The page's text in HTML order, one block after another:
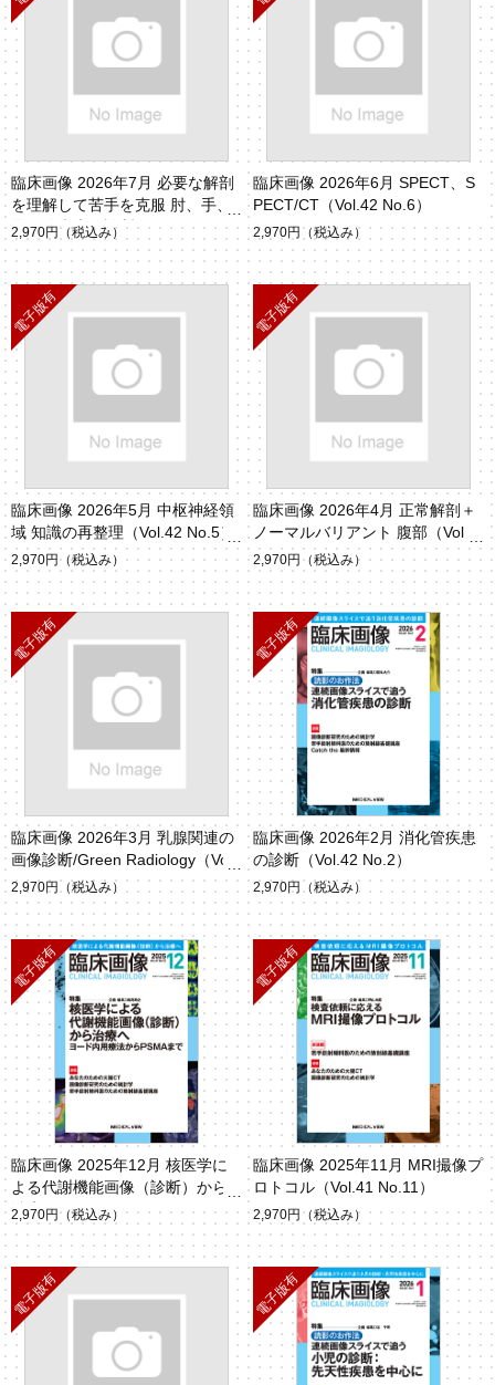
臨床画像 2026年7月 必要な解剖
を理解して苦手を克服 肘、手、
足関節疾患の診断（Vol.42 No.
7）
2,970円 （税込み）
臨床画像 2026年6月 SPECT、S
PECT/CT（Vol.42 No.6）
2,970円 （税込み）
臨床画像 2026年5月 中枢神経領
域 知識の再整理（Vol.42 No.5）
2,970円 （税込み）
臨床画像 2026年4月 正常解剖＋
ノーマルバリアント 腹部（Vol.4
2 No.4）
2,970円 （税込み）
臨床画像 2026年3月 乳腺関連の
画像診断/Green Radiology（Vol.
42 No.3）
2,970円 （税込み）
臨床画像 2026年2月 消化管疾患
の診断（Vol.42 No.2）
2,970円 （税込み）
臨床画像 2025年12月 核医学に
よる代謝機能画像（診断）から
治療へ（Vol.41 No.12）
2,970円 （税込み）
臨床画像 2025年11月 MRI撮像プ
ロトコル（Vol.41 No.11）
2,970円 （税込み）